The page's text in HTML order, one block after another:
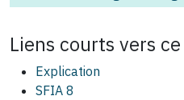
Liens courts vers ce
Explication
SFIA 8